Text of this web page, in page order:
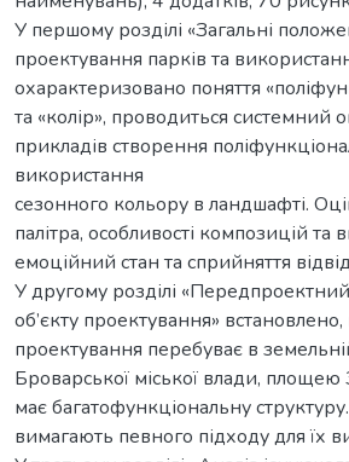
У першому розділі «Загальні
проектування парків та
охарактеризовано поняття
та «колір», проводиться системний
прикладів створення
використання
сезонного кольору в ландшафті.
палітра, особливості композицій та
емоційний стан та сприйняття
У другому розділі «Передпроектний
об’єкту проектування»
проектування перебуває в
Броварської міської влади, площею
має багатофункціональну
вимагають певного підходу для їх